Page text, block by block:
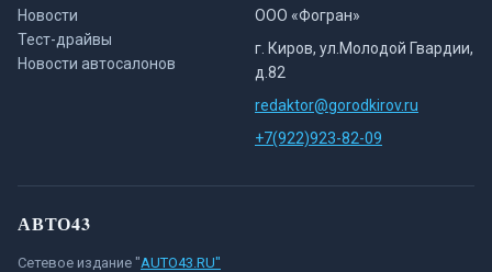
Новости
Тест-драйвы
Новости автосалонов
ООО «Фогран»
г. Киров, ул.Молодой Гвардии,
д.82
redaktor@gorodkirov.ru
+7(922)923-82-09
АВТО43
Сетевое издание "AUTO43.RU"